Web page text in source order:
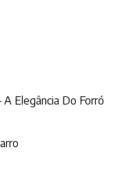
Elegância Do Forró